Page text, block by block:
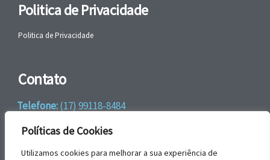
Políticas de Cookies
Utilizamos cookies para melhorar a sua experiência de
Politica de Privacidade
Politica de Privacidade
Contato
Telefone:(17) 99118-8484
WhatsApp:+55 (17) 99118-8484
email:faleconosco@gbrengenharia.com